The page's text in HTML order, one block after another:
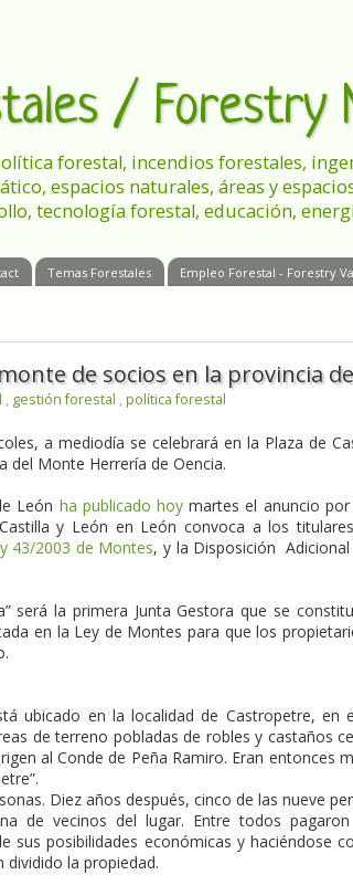
/ Forestry
forestal, incendios forestales,
espacios naturales, áreas y
tecnología forestal, educación,
Temas Forestales Empleo Forestal - Forestry
de socios en la provincia
, gestión forestal , política forestal
a mediodía se celebrará en la Plaza de
del Monte Herrería de Oencia.
León ha publicado hoy martes el anuncio
y León en León convoca a los
43/2003 de Montes, y la Disposición Adicional
será la primera Junta Gestora que se
en la Ley de Montes para que los
ubicado en la localidad de Castropetre, en
de terreno pobladas de robles y castaños
al Conde de Peña Ramiro. Eran entonces
Diez años después, cinco de las nueve
de vecinos del lugar. Entre todos
sus posibilidades económicas y haciéndose
dividido la propiedad.